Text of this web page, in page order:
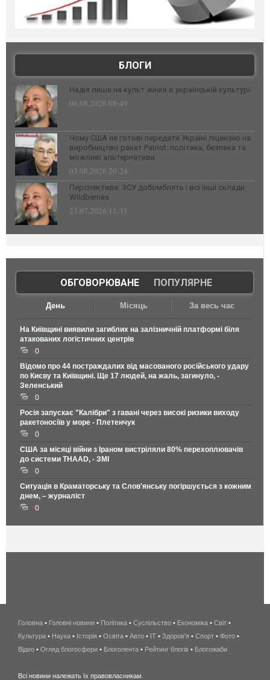
БЛОГИ
Надія лише на культ жінки в українській культурі
06.08.2026 08:49
Чому США не готові передати Україні ліцензію на
виробництво ракет Patriot: політика, безпека та
можливі альтернативи
03.08.2026 20:24
Перспектива: ЗСУ добомблять і всі інші склади
Wildberries
23.07.2026 11:31
ОБГОВОРЮВАНЕ| ПОПУЛЯРНЕ
День Місяць За весь час
На Київщині виявили загиблих на залізничній платформі біля
атакованих логістичних центрів
0
Відомо про 44 постраждалих від масованого російського удару
по Києву та Київщині. Ще 17 людей, на жаль, загинуло, -
Зеленський
0
Росія запускає "Калібри" з гавані через високі ризики виходу
ракетоносіїв у море - Плетенчук
0
США за місяці війни з Іраном вистріляли 80% перехоплювачів
до системи THAAD, - ЗМІ
0
Ситуація в Краматорську та Слов'янську погіршується з кожним
днем, – журналіст
0
беспроводной
интернет
киев
Головна • Головні новини • Політика • Суспільство • Економіка • Світ •
Культура • Наука • Історія • Освіта • Авто • IT • Здоров'я • Спорт • Фото •
Відео • Огляд блогосфери • Блоголента • Рейтинг блогів • Блогожаби
Всі новини належать їх правовласникам.